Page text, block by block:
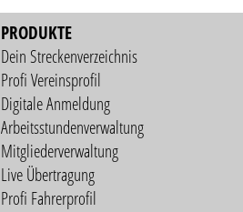
PRODUKTE
Dein Streckenverzeichnis
Profi Vereinsprofil
Digitale Anmeldung
Arbeitsstundenverwaltung
Mitgliederverwaltung
Live Übertragung
Profi Fahrerprofil